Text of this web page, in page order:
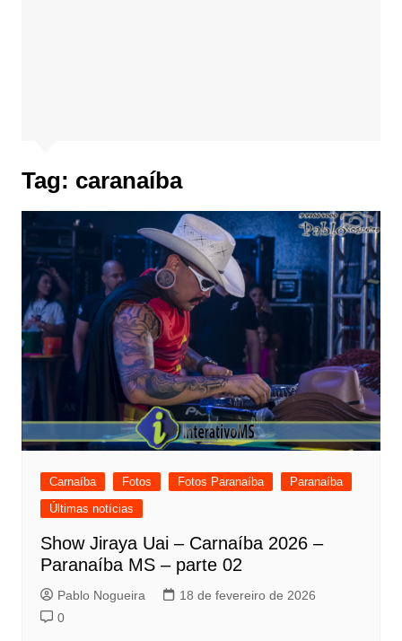
Tag: caranaíba
Carnaíba Fotos Fotos Paranaíba
Paranaíba
Últimas notícias
Show Jiraya Uai – Carnaíba 2026 –
Paranaíba MS – parte 02
Pablo Nogueira
18 de fevereiro de 2026
0